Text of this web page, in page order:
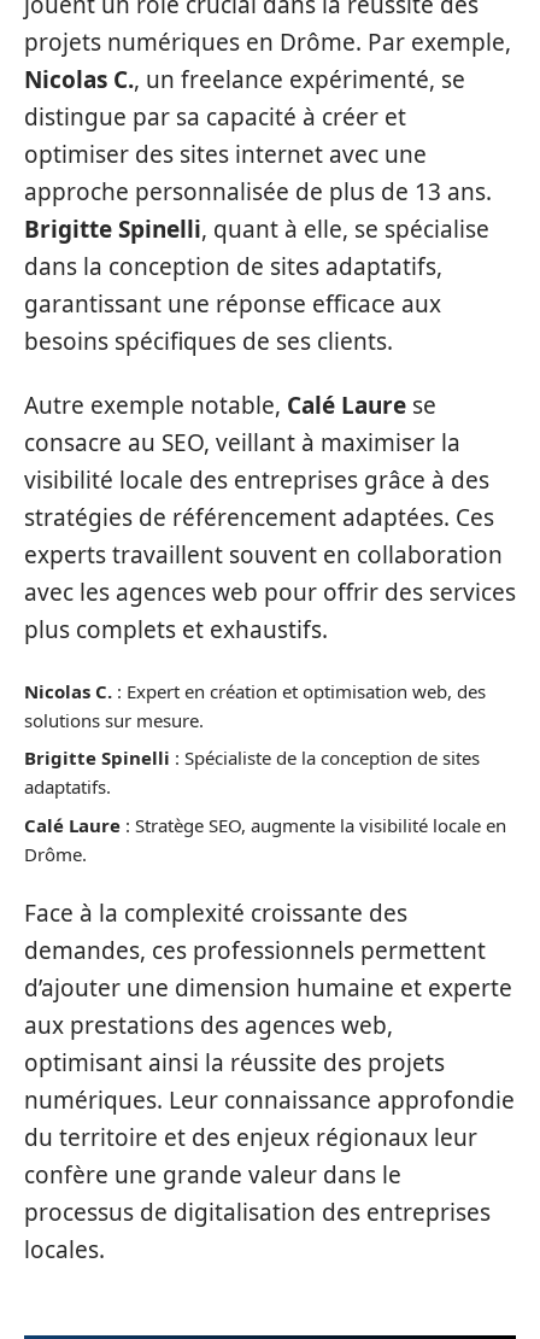
projets numériques en Drôme. Par exemple,
Nicolas C., un freelance expérimenté, se
distingue par sa capacité à créer et
optimiser des sites internet avec une
approche personnalisée de plus de 13 ans.
Brigitte Spinelli, quant à elle, se spécialise
dans la conception de sites adaptatifs,
garantissant une réponse efficace aux
besoins spécifiques de ses clients.
Autre exemple notable, Calé Laure se
consacre au SEO, veillant à maximiser la
visibilité locale des entreprises grâce à des
stratégies de référencement adaptées. Ces
experts travaillent souvent en collaboration
avec les agences web pour offrir des services
plus complets et exhaustifs.
Nicolas C. : Expert en création et optimisation web, des
solutions sur mesure.
Brigitte Spinelli : Spécialiste de la conception de sites
adaptatifs.
Calé Laure : Stratège SEO, augmente la visibilité locale en
Drôme.
Face à la complexité croissante des
demandes, ces professionnels permettent
d’ajouter une dimension humaine et experte
aux prestations des agences web,
optimisant ainsi la réussite des projets
numériques. Leur connaissance approfondie
du territoire et des enjeux régionaux leur
confère une grande valeur dans le
processus de digitalisation des entreprises
locales.